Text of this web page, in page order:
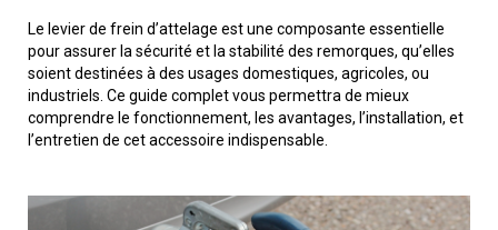
Le levier de frein d’attelage est une composante essentielle
pour assurer la sécurité et la stabilité des remorques, qu’elles
soient destinées à des usages domestiques, agricoles, ou
industriels. Ce guide complet vous permettra de mieux
comprendre le fonctionnement, les avantages, l’installation, et
l’entretien de cet accessoire indispensable.